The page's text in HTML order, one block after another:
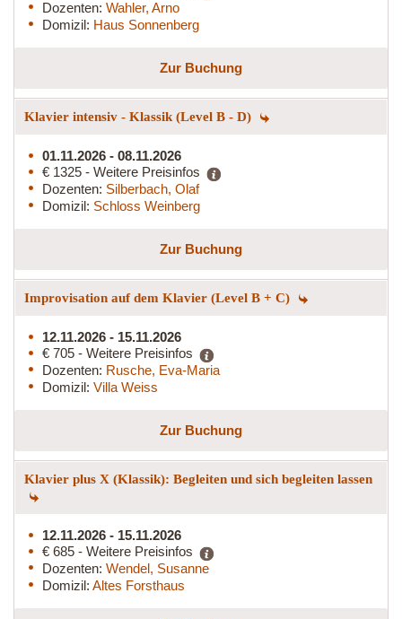
Dozenten: Wahler, Arno
Domizil: Haus Sonnenberg
Zur Buchung
Klavier intensiv - Klassik (Level B - D)
01.11.2026 - 08.11.2026
€ 1325 - Weitere Preisinfos
Dozenten: Silberbach, Olaf
Domizil: Schloss Weinberg
Zur Buchung
Improvisation auf dem Klavier (Level B + C)
12.11.2026 - 15.11.2026
€ 705 - Weitere Preisinfos
Dozenten: Rusche, Eva-Maria
Domizil: Villa Weiss
Zur Buchung
Klavier plus X (Klassik): Begleiten und sich begleiten lassen
12.11.2026 - 15.11.2026
€ 685 - Weitere Preisinfos
Dozenten: Wendel, Susanne
Domizil: Altes Forsthaus